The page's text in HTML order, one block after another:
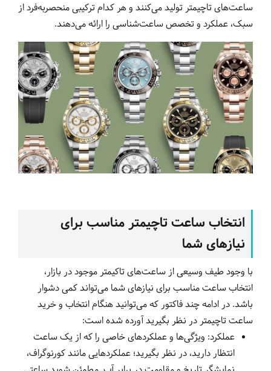
ساعت‌های تاچیمتر تولید می‌کنند و هر کدام ترکیبی منحصربه‌فرد از
سبک، عملکرد و تخصص ساعت‌شناسی را ارائه می‌دهند.
انتخاب ساعت تاچیمتر مناسب برای
نیازهای شما
با وجود طیف وسیعی از ساعت‌های تاکیمتر موجود در بازار،
انتخاب ساعت مناسب برای نیازهای شما می‌تواند کمی دشوار
باشد. در ادامه چند فاکتور که می‌توانید هنگام انتخاب و خرید
ساعت تاچیمتر در نظر بگیرید آورده شده است:
عملکرد: ویژگی‌ها و عملکردهای خاصی را که از یک ساعت
انتظار دارید، در نظر بگیرید؛ عملکردهایی مانند کورنوگراف،